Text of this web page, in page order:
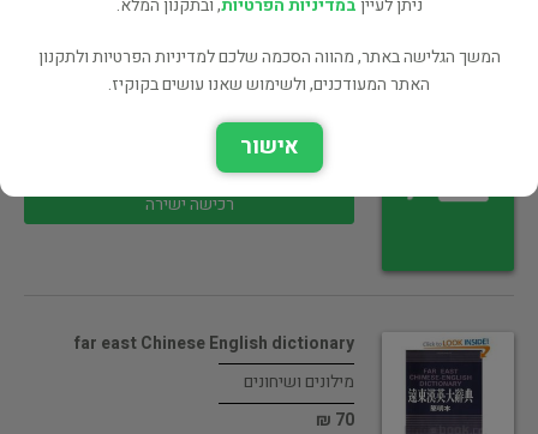
מפי בעלי לשונות
מילונים ושיחונים
רכישה ישירה
far east Chinese English dictionary
מילונים ושיחונים
70 ₪
ניתן לעייןבמדיניות הפרטיות, ובתקנון המלא.
המשך הגלישה באתר, מהווה הסכמה שלכם למדיניות הפרטיות ולתקנון
האתר המעודכנים, ולשימוש שאנו עושים בקוקיז.
אישור